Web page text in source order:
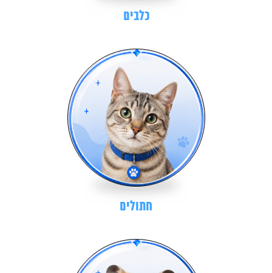
כלבים
חתולים